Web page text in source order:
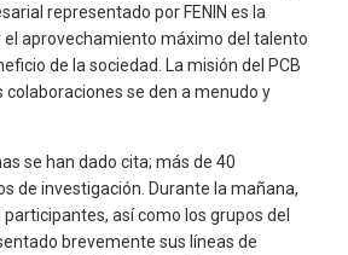
representado por FENIN es la
aprovechamiento máximo del talento
de la sociedad. La misión del PCB
se den a menudo y
se han dado cita; más de 40
de investigación. Durante la mañana,
así como los grupos del
brevemente sus líneas de